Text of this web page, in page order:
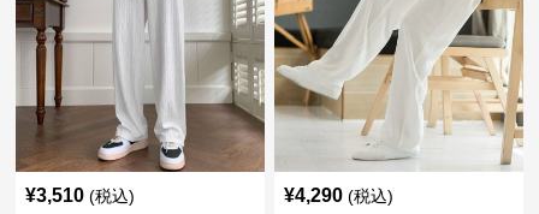
¥3,510 (税込) ¥4,290 (税込)